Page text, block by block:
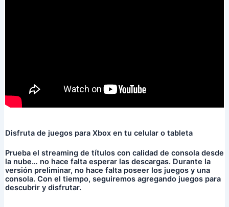
Disfruta de juegos para Xbox en tu celular o tableta
Prueba el streaming de títulos con calidad de consola desde
la nube… no hace falta esperar las descargas. Durante la
versión preliminar, no hace falta poseer los juegos y una
consola. Con el tiempo, seguiremos agregando juegos para
descubrir y disfrutar.